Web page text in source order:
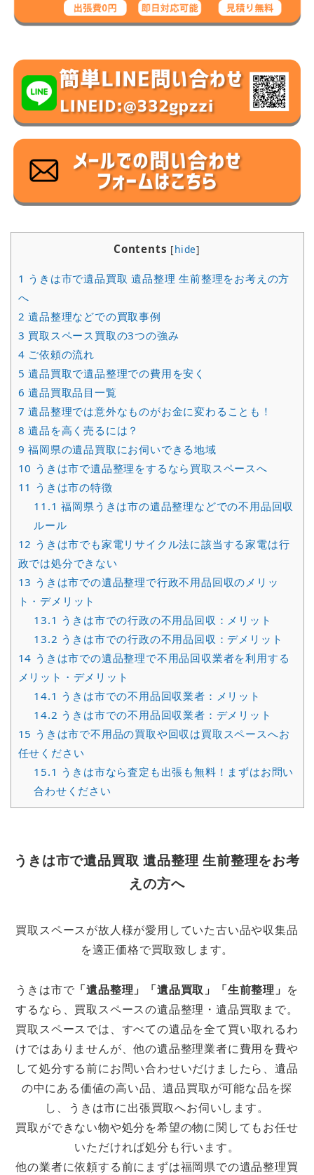
Contents [hide]
1 うきは市で遺品買取 遺品整理 生前整理をお考えの方
へ
2 遺品整理などでの買取事例
3 買取スペース買取の3つの強み
4 ご依頼の流れ
5 遺品買取で遺品整理での費用を安く
6 遺品買取品目一覧
7 遺品整理では意外なものがお金に変わることも！
8 遺品を高く売るには？
9 福岡県の遺品買取にお伺いできる地域
10 うきは市で遺品整理をするなら買取スペースへ
11 うきは市の特徴
11.1 福岡県うきは市の遺品整理などでの不用品回収
ルール
12 うきは市でも家電リサイクル法に該当する家電は行
政では処分できない
13 うきは市での遺品整理で行政不用品回収のメリッ
ト・デメリット
13.1 うきは市での行政の不用品回収：メリット
13.2 うきは市での行政の不用品回収：デメリット
14 うきは市での遺品整理で不用品回収業者を利用する
メリット・デメリット
14.1 うきは市での不用品回収業者：メリット
14.2 うきは市での不用品回収業者：デメリット
15 うきは市で不用品の買取や回収は買取スペースへお
任せください
15.1 うきは市なら査定も出張も無料！まずはお問い
合わせください
うきは市で遺品買取 遺品整理 生前整理をお考
えの方へ
買取スペースが故人様が愛用していた古い品や収集品
を適正価格で買取致します。
うきは市で 「遺品整理」「遺品買取」「生前整理」 を
するなら、買取スペースの遺品整理・遺品買取まで。
買取スペースでは、すべての遺品を全て買い取れるわ
けではありませんが、他の遺品整理業者に費用を費や
して処分する前にお問い合わせいだけましたら、遺品
の中にある価値の高い品、遺品買取が可能な品を探
し、
うきは市に出張買取へお伺いします。
買取ができない物や処分を希望の物に関してもお任せ
いただければ処分も行います。
他の業者に依頼する前にまずは福岡県での遺品整理買